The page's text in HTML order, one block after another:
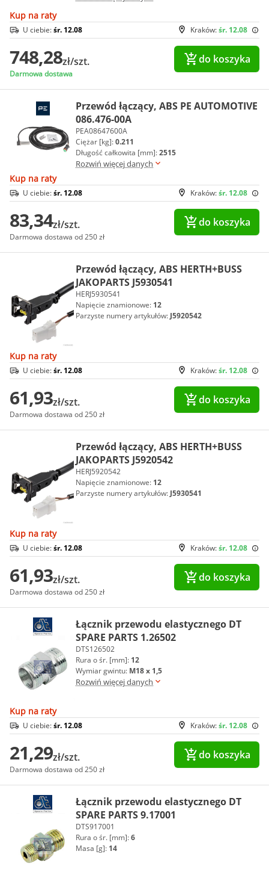
Kup na raty
Kraków:śr. 12.08
U ciebie:śr. 12.08
748,28zł/szt.
Darmowa dostawa
do koszyka
Przewód łączący, ABS PE AUTOMOTIVE
086.476-00A
PEA08647600A
Ciężar [kg]:0.211
Długość całkowita [mm]:2515
Rozwiń więcej danych
Kup na raty
Kraków:śr. 12.08
U ciebie:śr. 12.08
83,34zł/szt.
Darmowa dostawa od 250 zł
do koszyka
Przewód łączący, ABS HERTH+BUSS
JAKOPARTS J5930541
HERJ5930541
Napięcie znamionowe: 12
Parzyste numery artykułów: J5920542
Kup na raty
Kraków:śr. 12.08
U ciebie:śr. 12.08
61,93zł/szt.
Darmowa dostawa od 250 zł
do koszyka
Przewód łączący, ABS HERTH+BUSS
JAKOPARTS J5920542
HERJ5920542
Napięcie znamionowe: 12
Parzyste numery artykułów: J5930541
Kup na raty
Kraków:śr. 12.08
U ciebie:śr. 12.08
61,93zł/szt.
Darmowa dostawa od 250 zł
do koszyka
Łącznik przewodu elastycznego DT
SPARE PARTS 1.26502
DTS126502
Rura o śr. [mm]: 12
Wymiar gwintu: M18 x 1,5
Rozwiń więcej danych
Kup na raty
Kraków:śr. 12.08
U ciebie:śr. 12.08
21,29zł/szt.
Darmowa dostawa od 250 zł
do koszyka
Łącznik przewodu elastycznego DT
SPARE PARTS 9.17001
DTS917001
Rura o śr. [mm]:6
Masa [g]: 14